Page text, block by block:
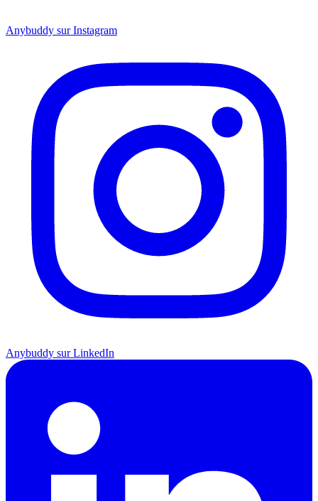
Anybuddy sur Instagram
Anybuddy sur LinkedIn